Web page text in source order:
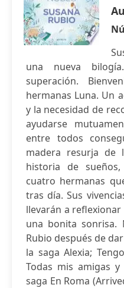
una nueva
superación.
hermanas Luna. Un
y la necesidad de
ayudarse
entre todos
madera resurja de
historia de
cuatro hermanas
tras día. Sus
llevarán a
una bonita sonrisa.
Rubio después de
la saga Alexia;
Todas mis amigas
saga En Roma